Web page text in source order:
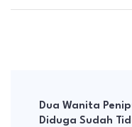
Navigation
Dua Wanita
Diduga Sudah